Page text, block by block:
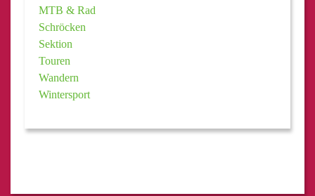
MTB & Rad
Schröcken
Sektion
Touren
Wandern
Wintersport